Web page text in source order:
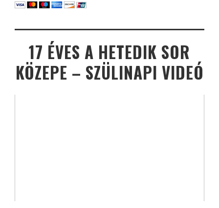
17 ÉVES A HETEDIK SOR
KÖZEPE – SZÜLINAPI VIDEÓ